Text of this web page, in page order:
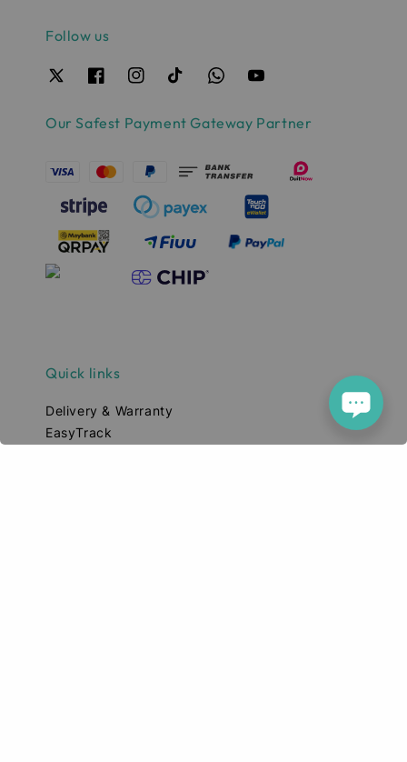
Follow us
Our Safest Payment Gateway Partner
Quick links
Delivery & Warranty
EasyTrack